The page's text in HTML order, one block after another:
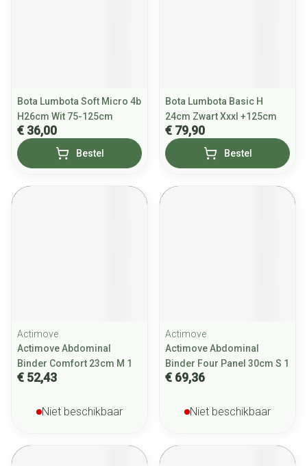
Bota Lumbota Soft Micro 4b
H26cm Wit 75-125cm
€ 36,00
Bestel
Bota Lumbota Basic H
24cm Zwart Xxxl +125cm
€ 79,90
Bestel
Actimove
Actimove Abdominal
Binder Comfort 23cm M 1
€ 52,43
Niet beschikbaar
Actimove
Actimove Abdominal
Binder Four Panel 30cm S 1
€ 69,36
Niet beschikbaar